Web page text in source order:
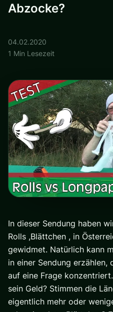
Abzocke?
04.02.2020
1 Min Lesezeit
In dieser Sendung haben
Rolls ,Blättchen , in
gewidmet. Natürlich kann
in einer Sendung erzählen,
auf eine Frage
sein Geld? Stimmen die
eigentlich mehr oder